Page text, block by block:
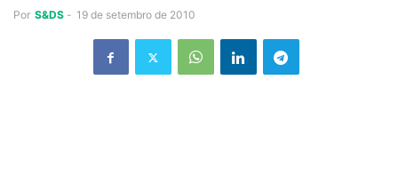
Por S&DS - 19 de setembro de 2010